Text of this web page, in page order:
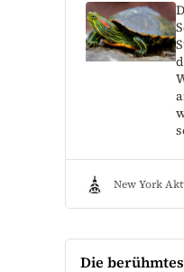
New York
Die